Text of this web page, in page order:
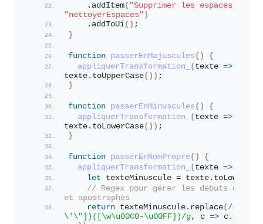
    .
addItem( "Supprimer les espaces
"nettoyerEspaces" )
    .
addToUi( ) ;
}
function passerEnMajuscules ( )
{
appliquerTransformation_
( texte =>
texte. toUpperCase( ) ) ;
}
function passerEnMinuscules ( )
{
appliquerTransformation_
( texte =>
texte. toLowerCase( ) ) ;
}
function passerEnNomPropre( )
{
appliquerTransformation_
( texte =>
let texteMinuscule = texte.
// Regex pour gérer les débuts de
et apostrophes
return texteMinuscule. replace( /
\'\"])([\w\u00C0-\u00FF])/g, c => c.